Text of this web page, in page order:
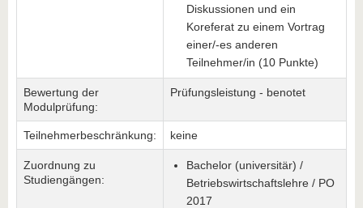
Diskussionen und ein
Koreferat zu einem Vortrag
einer/-es anderen
Teilnehmer/in (10 Punkte)
Bewertung der
Modulprüfung:
Prüfungsleistung - benotet
Teilnehmerbeschränkung: keine
Zuordnung zu
Studiengängen:
Bachelor (universitär) /
Betriebswirtschaftslehre / PO
2017